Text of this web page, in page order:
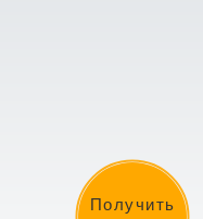
Получить